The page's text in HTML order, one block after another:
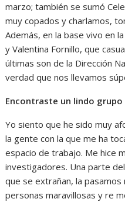
marzo; también se sumó
muy copados y charlamos,
Además, en la base vivo en
y Valentina Fornillo, que
últimas son de la Dirección
verdad que nos llevamos
Encontraste un lindo
Yo siento que he sido muy
la gente con la que me ha
espacio de trabajo. Me hice
investigadores. Una parte
que se extrañan, la
personas maravillosas y re